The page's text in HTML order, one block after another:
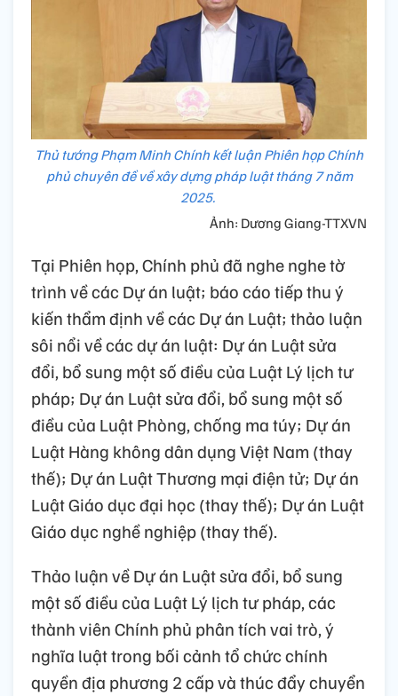
Thủ tướng Phạm Minh Chính kết luận Phiên họp Chính
phủ chuyên đề về xây dựng pháp luật tháng 7 năm
2025.
Ảnh: Dương Giang-TTXVN
Tại Phiên họp, Chính phủ đã nghe nghe tờ
trình về các Dự án luật; báo cáo tiếp thu ý
kiến thẩm định về các Dự án Luật; thảo luận
sôi nổi về các dự án luật: Dự án Luật sửa
đổi, bổ sung một số điều của Luật Lý lịch tư
pháp; Dự án Luật sửa đổi, bổ sung một số
điều của Luật Phòng, chống ma túy; Dự án
Luật Hàng không dân dụng Việt Nam (thay
thế); Dự án Luật Thương mại điện tử; Dự án
Luật Giáo dục đại học (thay thế); Dự án Luật
Giáo dục nghề nghiệp (thay thế).
Thảo luận về Dự án Luật sửa đổi, bổ sung
một số điều của Luật Lý lịch tư pháp, các
thành viên Chính phủ phân tích vai trò, ý
nghĩa luật trong bối cảnh tổ chức chính
quyền địa phương 2 cấp và thúc đẩy chuyển